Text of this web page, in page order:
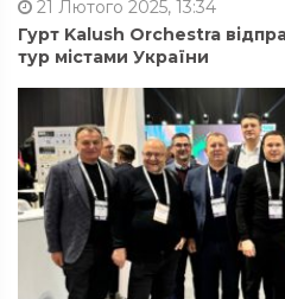
21 Лютого 2025, 13:34
Гурт Kalush Orchestra
тур містами України